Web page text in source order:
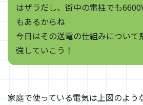
はザラだし、街中の電柱でも
もあるからね
今日はその送電の仕組みについて
強していこう！
家庭で使っている電気は上図のよう